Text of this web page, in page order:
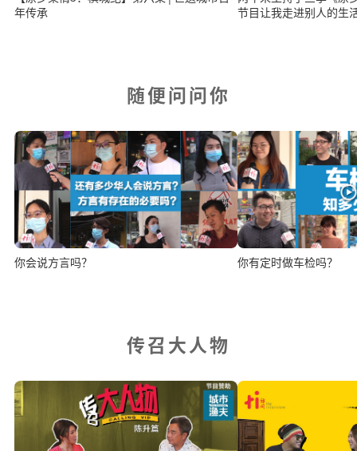
年传承
节目让我走进别人的生
随便问问你
你会说方言吗？ 你有定时做车检吗？
传召大人物